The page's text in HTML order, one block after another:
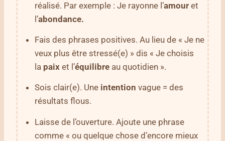
réalisé. Par exemple : Je rayonne l’amour et
l’abondance.
Fais des phrases positives. Au lieu de « Je ne
veux plus être stressé(e) » dis « Je choisis
la paix et l’équilibre au quotidien ».
Sois clair(e). Une intention vague = des
résultats flous.
Laisse de l’ouverture. Ajoute une phrase
comme « ou quelque chose d’encore mieux